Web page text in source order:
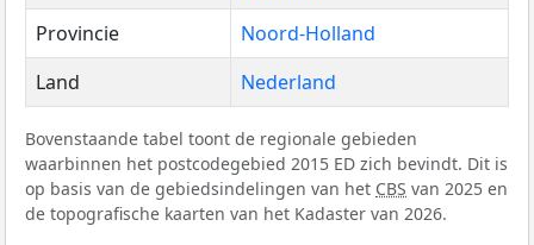
Provincie
Noord-Holland
Land
Nederland
Bovenstaande tabel toont de regionale gebieden
waarbinnen het postcodegebied 2015 ED zich bevindt. Dit is
op basis van de gebiedsindelingen van het CBS van 2025 en
de topografische kaarten van het Kadaster van 2026.